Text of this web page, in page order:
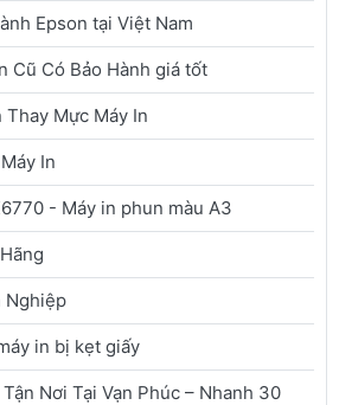
Epson tại Việt Nam
Cũ Có Bảo Hành giá tốt
Mực Máy In
In
- Máy in phun màu A3
Nghiệp
in bị kẹt giấy
Nơi Tại Vạn Phúc – Nhanh 30